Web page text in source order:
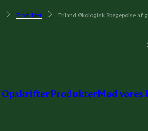
Produkter Friland Økologisk Spegepølse af
OpskrifterProdukterMød